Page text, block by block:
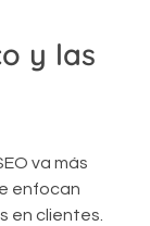
y las
va más
enfocan
en clientes.